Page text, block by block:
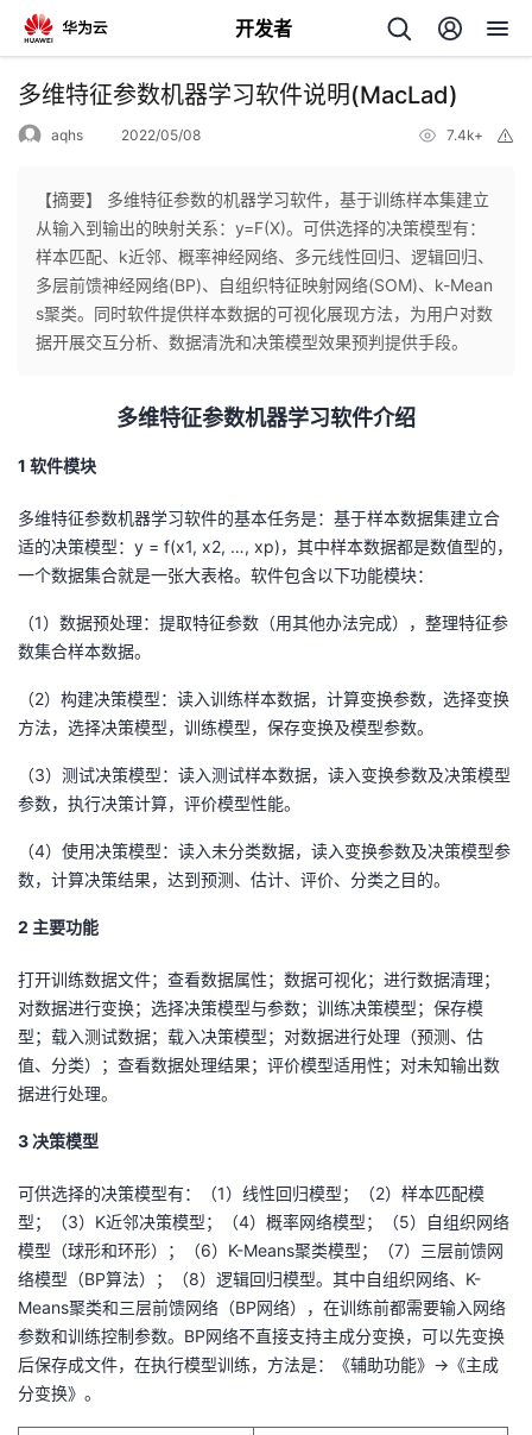
开发者
返
个
人
页
我
开
发
者
我
的
客
我
论
坛
的
圈
子
我
的
直
播
我
的
活
动
我
的
关
注
我
的
开
发
者
学
堂
我
我
的
Programs
我
的
支
持
的
我
多维特征参数机器学习软件说明(MacLad)
aqhs 2022/05/08 7.4k+
【摘要】 多维特征参数的机器学习软件，基于训练样本集建立
从输入到输出的映射关系：y=F(X)。可供选择的决策模型有：
样本匹配、k近邻、概率神经网络、多元线性回归、逻辑回归、
多层前馈神经网络(BP)、自组织特征映射网络(SOM)、k-Mean
s聚类。同时软件提供样本数据的可视化展现方法，为用户对数
据开展交互分析、数据清洗和决策模型效果预判提供手段。
多维特征参数机器学习软件介绍
1 软件模块
多维特征参数机器学习软件的基本任务是：基于样本数据集建立合
适的决策模型：y = f(x1, x2, …, xp)，其中样本数据都是数值型的，
一个数据集合就是一张大表格。软件包含以下功能模块：
（1）数据预处理：提取特征参数（用其他办法完成），整理特征参
数集合样本数据。
（2）构建决策模型：读入训练样本数据，计算变换参数，选择变换
方法，选择决策模型，训练模型，保存变换及模型参数。
（3）测试决策模型：读入测试样本数据，读入变换参数及决策模型
参数，执行决策计算，评价模型性能。
（4）使用决策模型：读入未分类数据，读入变换参数及决策模型参
数，计算决策结果，达到预测、估计、评价、分类之目的。
2 主要功能
打开训练数据文件；查看数据属性；数据可视化；进行数据清理；
对数据进行变换；选择决策模型与参数；训练决策模型；保存模
型；载入测试数据；载入决策模型；对数据进行处理（预测、估
值、分类）；查看数据处理结果；评价模型适用性；对未知输出数
据进行处理。
3 决策模型
可供选择的决策模型有：（1）线性回归模型；（2）样本匹配模
型；（3）K近邻决策模型；（4）概率网络模型；（5）自组织网络
模型（球形和环形）；（6）K-Means聚类模型；（7）三层前馈网
络模型（BP算法）；（8）逻辑回归模型。其中自组织网络、K-
Means聚类和三层前馈网络（BP网络），在训练前都需要输入网络
参数和训练控制参数。BP网络不直接支持主成分变换，可以先变换
后保存成文件，在执行模型训练，方法是：《辅助功能》->《主成
分变换》。